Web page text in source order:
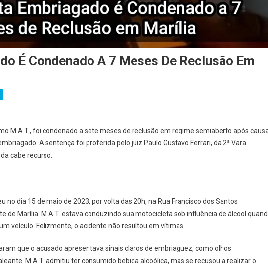
É Condenado A 7 Meses De Reclusão Em
M.A.T., foi condenado a sete meses de reclusão em regime semiaberto após
A sentença foi proferida pelo juiz Paulo Gustavo Ferrari, da 2ª Vara
cabe recurso.
no dia 15 de maio de 2023, por volta das 20h, na Rua Francisco dos Santos
de Marília. M.A.T. estava conduzindo sua motocicleta sob influência de álcool
veículo. Felizmente, o acidente não resultou em vítimas.
que o acusado apresentava sinais claros de embriaguez, como olhos
M.A.T. admitiu ter consumido bebida alcoólica, mas se recusou a realizar o